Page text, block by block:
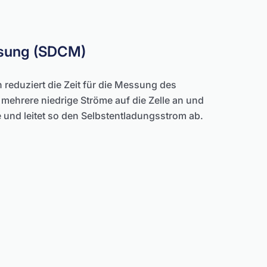
(SDCM)
reduziert die Zeit für die Messung des
niedrige Ströme auf die Zelle an und
leitet so den Selbstentladungsstrom ab.